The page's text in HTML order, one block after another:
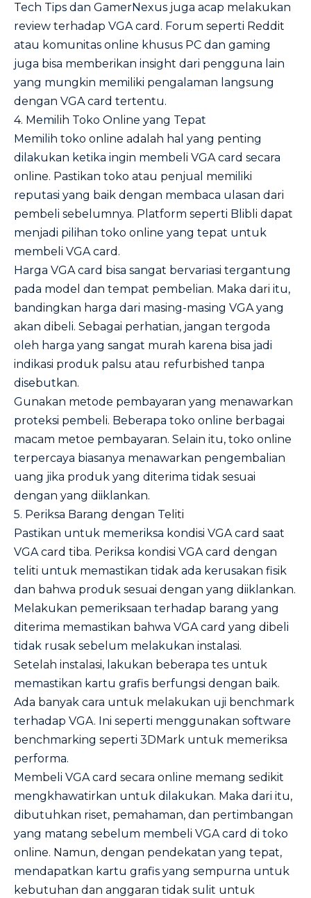
Tech Tips dan GamerNexus juga acap melakukan
review terhadap VGA card. Forum seperti Reddit
atau komunitas online khusus PC dan gaming
juga bisa memberikan insight dari pengguna lain
yang mungkin memiliki pengalaman langsung
dengan VGA card tertentu.
4. Memilih Toko Online yang Tepat
Memilih toko online adalah hal yang penting
dilakukan ketika ingin membeli VGA card secara
online. Pastikan toko atau penjual memiliki
reputasi yang baik dengan membaca ulasan dari
pembeli sebelumnya. Platform seperti Blibli dapat
menjadi pilihan toko online yang tepat untuk
membeli VGA card.
Harga VGA card bisa sangat bervariasi tergantung
pada model dan tempat pembelian. Maka dari itu,
bandingkan harga dari masing-masing VGA yang
akan dibeli. Sebagai perhatian, jangan tergoda
oleh harga yang sangat murah karena bisa jadi
indikasi produk palsu atau refurbished tanpa
disebutkan.
Gunakan metode pembayaran yang menawarkan
proteksi pembeli. Beberapa toko online berbagai
macam metoe pembayaran. Selain itu, toko online
terpercaya biasanya menawarkan pengembalian
uang jika produk yang diterima tidak sesuai
dengan yang diiklankan.
5. Periksa Barang dengan Teliti
Pastikan untuk memeriksa kondisi VGA card saat
VGA card tiba. Periksa kondisi VGA card dengan
teliti untuk memastikan tidak ada kerusakan fisik
dan bahwa produk sesuai dengan yang diiklankan.
Melakukan pemeriksaan terhadap barang yang
diterima memastikan bahwa VGA card yang dibeli
tidak rusak sebelum melakukan instalasi.
Setelah instalasi, lakukan beberapa tes untuk
memastikan kartu grafis berfungsi dengan baik.
Ada banyak cara untuk melakukan uji benchmark
terhadap VGA. Ini seperti menggunakan software
benchmarking seperti 3DMark untuk memeriksa
performa.
Membeli VGA card secara online memang sedikit
mengkhawatirkan untuk dilakukan. Maka dari itu,
dibutuhkan riset, pemahaman, dan pertimbangan
yang matang sebelum membeli VGA card di toko
online. Namun, dengan pendekatan yang tepat,
mendapatkan kartu grafis yang sempurna untuk
kebutuhan dan anggaran tidak sulit untuk